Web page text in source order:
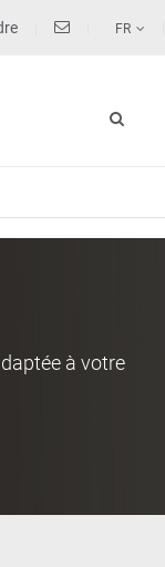
FR
à votre